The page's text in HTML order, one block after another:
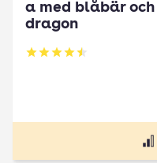
a med blåbär och
dragon
Betyg: 4.5 av 5